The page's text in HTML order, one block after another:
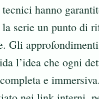
hanno
serie un punto di
Gli
l’idea che ogni
e